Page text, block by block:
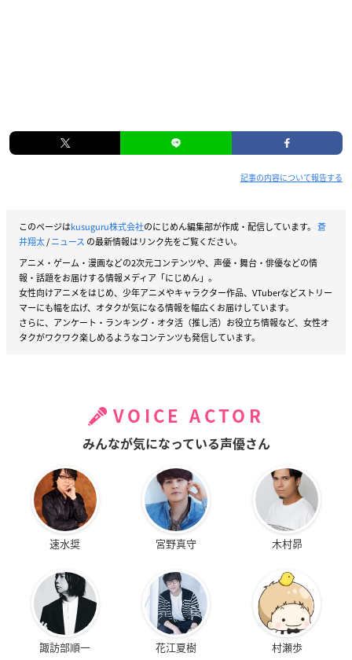
記事の内容について報告する
このページはkusuguru株式会社のにじめん編集部が作成・配信しています。 蒼
井翔太/ニュース の最新情報はリンク先をご覧ください。
アニメ・ゲーム・漫画などの2次元コンテンツや、声優・舞台・俳優などの情
報・話題をお届けする情報メディア「にじめん」。
女性向けアニメをはじめ、少年アニメやキャラクター作品、VTuberなどストリー
マーにも幅を広げ、オタクが気になる情報を幅広くお届けしています。
さらに、アンケート・ランキング・オタ活（推し活）お役立ち情報など、女性オ
タクがワクワク楽しめるようなコンテンツも発信しています。
VOICE ACTOR
みんなが気になっている声優さん
速水奨 宮野真守 木村昴
諏訪部順一 花江夏樹 村瀬歩